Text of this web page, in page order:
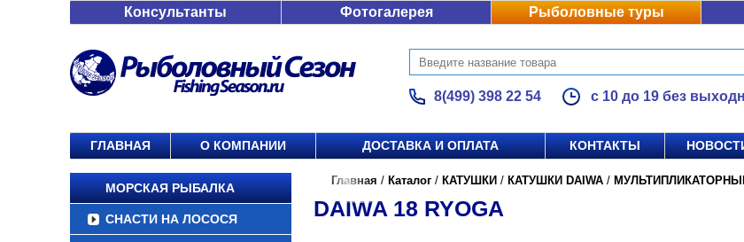
Консультанты Фотогалерея Рыболовные туры
8(499) 398 22 54 с 10 до 19 без
ГЛАВНАЯ О КОМПАНИИ ДОСТАВКА И ОПЛАТА КОНТАКТЫ
МОРСКАЯ РЫБАЛКА
СНАСТИ НА ЛОСОСЯ
Главная / Каталог / КАТУШКИ / КАТУШКИ DAIWA /
DAIWA 18 RYOGA